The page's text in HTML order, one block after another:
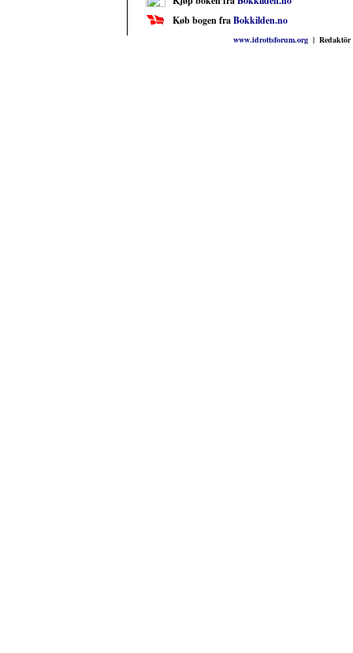
Køb bogen fraBokkilden.no
www.idrottsforum.org| Redaktör